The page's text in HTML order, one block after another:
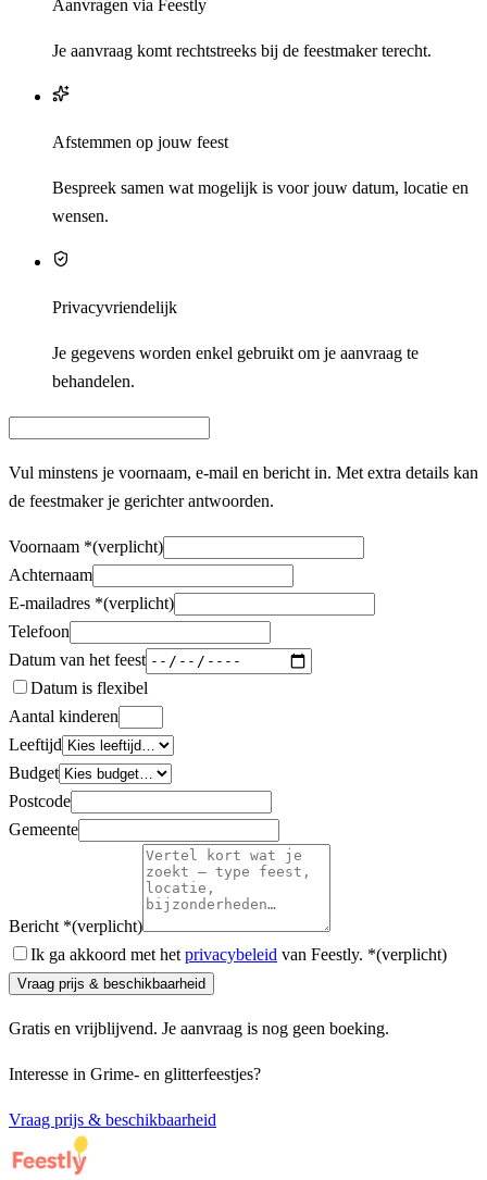
Aanvragen via Feestly
Je aanvraag komt rechtstreeks bij de feestmaker terecht.
Afstemmen op jouw feest
Bespreek samen wat mogelijk is voor jouw datum, locatie en
wensen.
Privacyvriendelijk
Je gegevens worden enkel gebruikt om je aanvraag te
behandelen.
Vul minstens je voornaam, e‑mail en bericht in. Met extra details kan
de feestmaker je gerichter antwoorden.
Voornaam *(verplicht)
Achternaam
E-mailadres *(verplicht)
Telefoon
Datum van het feest
Datum is flexibel
Aantal kinderen
Leeftijd
Budget
Postcode
Gemeente
Bericht *(verplicht)
Ik ga akkoord met het privacybeleid van Feestly. *(verplicht)
Vraag prijs & beschikbaarheid
Gratis en vrijblijvend. Je aanvraag is nog geen boeking.
Interesse in Grime- en glitterfeestjes?
Vraag prijs & beschikbaarheid